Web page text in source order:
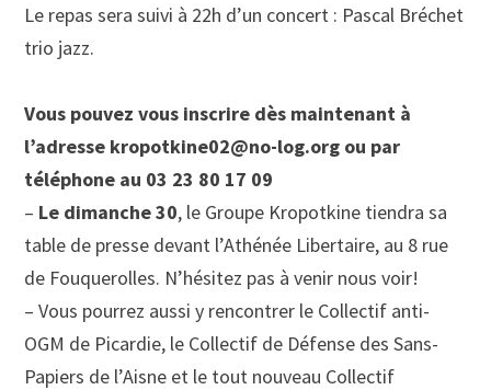
Le repas sera suivi à 22h d’un concert : Pascal Bréchet
trio jazz.
Vous pouvez vous inscrire dès maintenant à
l’adresse kropotkine02@no-log.org ou par
téléphone au 03 23 80 17 09
– Le dimanche 30, le Groupe Kropotkine tiendra sa
table de presse devant l’Athénée Libertaire, au 8 rue
de Fouquerolles. N’hésitez pas à venir nous voir!
– Vous pourrez aussi y rencontrer le Collectif anti-
OGM de Picardie, le Collectif de Défense des Sans-
Papiers de l’Aisne et le tout nouveau Collectif